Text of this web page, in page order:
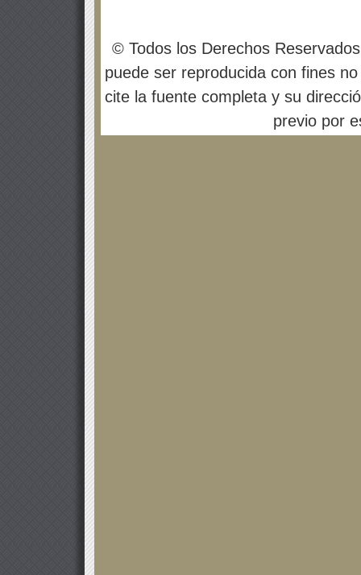
© Todos los Derechos
puede ser reproducida con fines
cite la fuente completa y su
previo por